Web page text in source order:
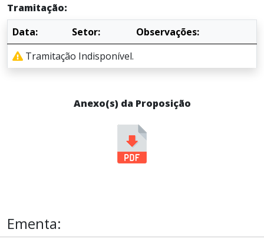
Tramitação:
Data:
Setor:
Observações:
Tramitação Indisponível.
Anexo(s) da Proposição
Ementa: